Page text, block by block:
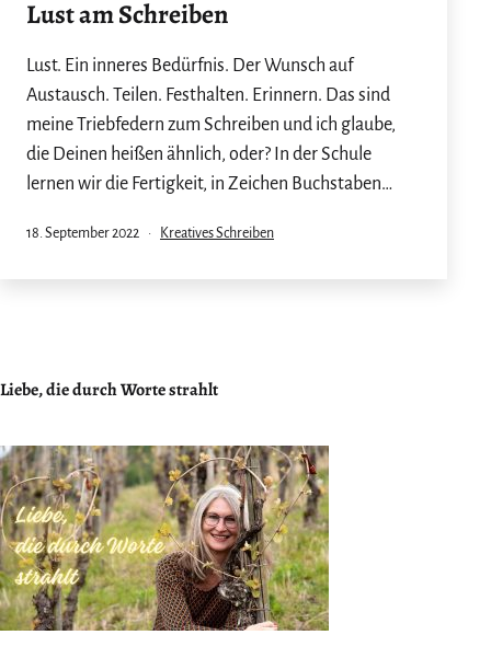
Lust am Schreiben
Lust. Ein inneres Bedürfnis. Der Wunsch auf
Austausch. Teilen. Festhalten. Erinnern. Das sind
meine Triebfedern zum Schreiben und ich glaube,
die Deinen heißen ähnlich, oder? In der Schule
lernen wir die Fertigkeit, in Zeichen Buchstaben…
Veröffentlicht
18. September 2022
Kategorisiert
Kreatives Schreiben
Liebe, die durch Worte strahlt